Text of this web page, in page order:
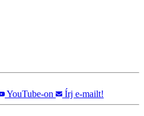
YouTube-on Írj e-mailt!